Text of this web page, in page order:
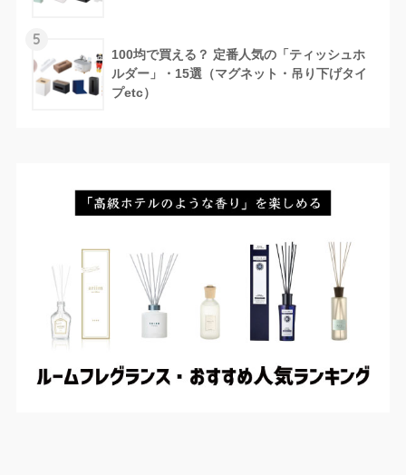
5
100均で買える？ 定番人気の「ティッシュホ
ルダー」・15選（マグネット・吊り下げタイ
プetc）